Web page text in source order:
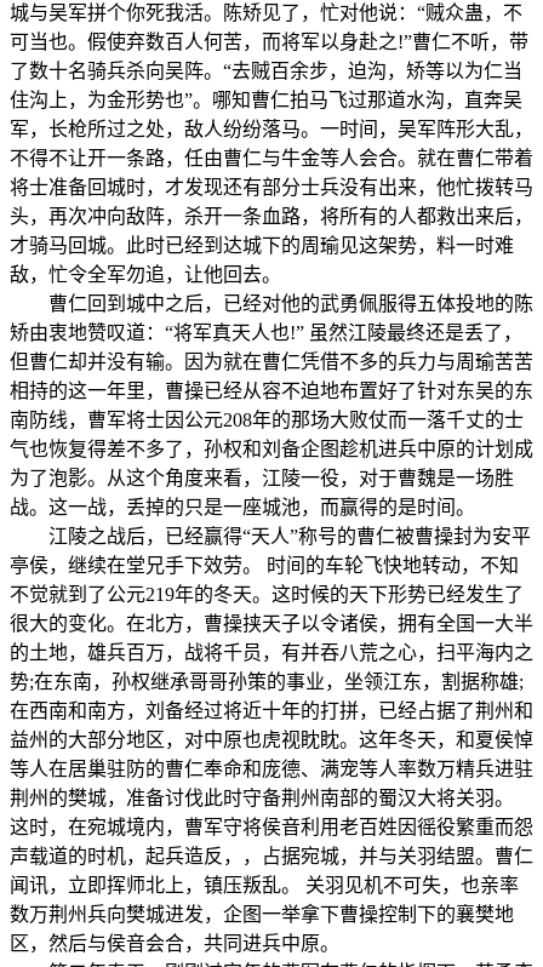
城与吴军拼个你死我活。陈矫见了，忙对他说：“贼众蛊，不
可当也。假使弃数百人何苦，而将军以身赴之!”曹仁不听，带
了数十名骑兵杀向吴阵。“去贼百余步，迫沟，矫等以为仁当
住沟上，为金形势也”。哪知曹仁拍马飞过那道水沟，直奔吴
军，长枪所过之处，敌人纷纷落马。一时间，吴军阵形大乱，
不得不让开一条路，任由曹仁与牛金等人会合。就在曹仁带着
将士准备回城时，才发现还有部分士兵没有出来，他忙拨转马
头，再次冲向敌阵，杀开一条血路，将所有的人都救出来后，
才骑马回城。此时已经到达城下的周瑜见这架势，料一时难
敌，忙令全军勿追，让他回去。
曹仁回到城中之后，已经对他的武勇佩服得五体投地的陈
矫由衷地赞叹道：“将军真天人也!” 虽然江陵最终还是丢了，
但曹仁却并没有输。因为就在曹仁凭借不多的兵力与周瑜苦苦
相持的这一年里，曹操已经从容不迫地布置好了针对东吴的东
南防线，曹军将士因公元208年的那场大败仗而一落千丈的士
气也恢复得差不多了，孙权和刘备企图趁机进兵中原的计划成
为了泡影。从这个角度来看，江陵一役，对于曹魏是一场胜
战。这一战，丢掉的只是一座城池，而赢得的是时间。
江陵之战后，已经赢得“天人”称号的曹仁被曹操封为安平
亭侯，继续在堂兄手下效劳。 时间的车轮飞快地转动，不知
不觉就到了公元219年的冬天。这时候的天下形势已经发生了
很大的变化。在北方，曹操挟天子以令诸侯，拥有全国一大半
的土地，雄兵百万，战将千员，有并吞八荒之心，扫平海内之
势;在东南，孙权继承哥哥孙策的事业，坐领江东，割据称雄;
在西南和南方，刘备经过将近十年的打拼，已经占据了荆州和
益州的大部分地区，对中原也虎视眈眈。这年冬天，和夏侯悼
等人在居巢驻防的曹仁奉命和庞德、满宠等人率数万精兵进驻
荆州的樊城，准备讨伐此时守备荆州南部的蜀汉大将关羽。
这时，在宛城境内，曹军守将侯音利用老百姓因徭役繁重而怨
声载道的时机，起兵造反，，占据宛城，并与关羽结盟。曹仁
闻讯，立即挥师北上，镇压叛乱。 关羽见机不可失，也亲率
数万荆州兵向樊城进发，企图一举拿下曹操控制下的襄樊地
区，然后与侯音会合，共同进兵中原。